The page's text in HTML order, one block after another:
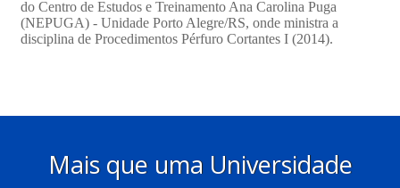
Mais que uma Universidade